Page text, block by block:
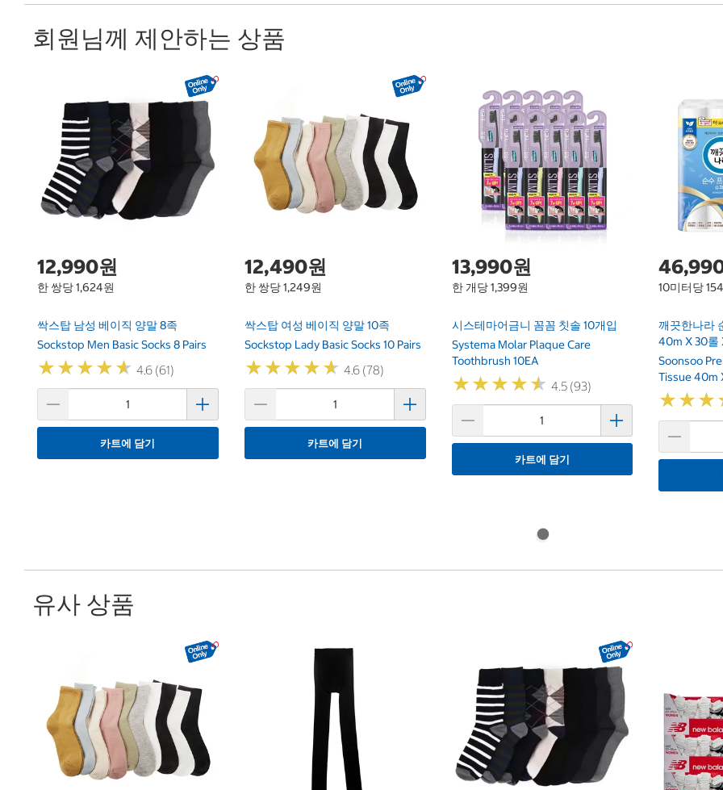
회원님께 제안하는 상품
12,990원
한 쌍당 1,624원
싹스탑 남성 베이직 양말 8족
Sockstop Men Basic Socks 8 Pairs
★★★★★
★★★★★ 4.6 (61)
카트에 담기
12,490원
한 쌍당 1,249원
싹스탑 여성 베이직 양말 10족
Sockstop Lady Basic Socks 10 Pairs
★★★★★
★★★★★ 4.6 (78)
카트에 담기
13,990원
한 개당 1,399원
시스테마어금니 꼼꼼 칫솔 10개입
Systema Molar Plaque Care
Toothbrush 10EA
★★★★★
★★★★★ 4.5 (93)
카트에 담기
10미터당
깨끗한나라
40m X 30롤
Soonsoo
Tissue 40m
★★★
★★★
유사 상품